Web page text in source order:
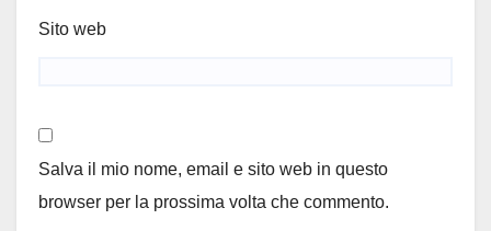
Sito web
Salva il mio nome, email e sito web in questo
browser per la prossima volta che commento.